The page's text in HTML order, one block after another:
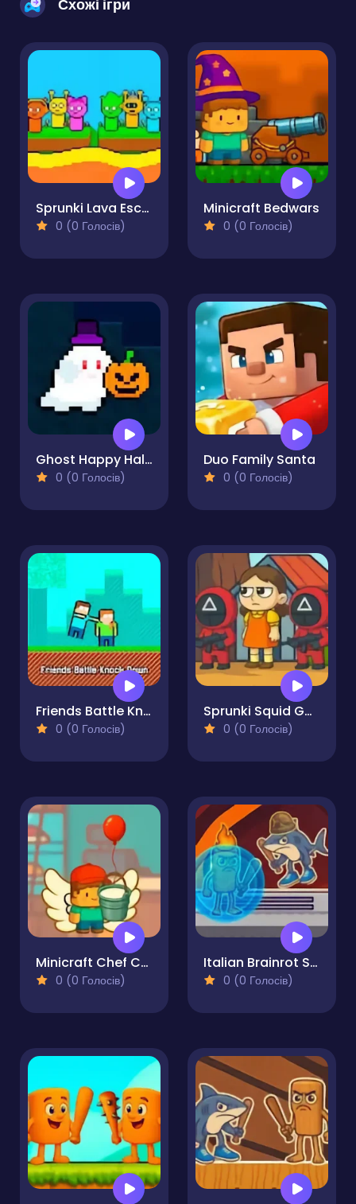
Схожі ігри
Sprunki Lava Escape 2Player
0 (0 Голосів)
Minicraft Bedwars
0 (0 Голосів)
Ghost Happy Halloween TwoPlayer
0 (0 Голосів)
Duo Family Santa
0 (0 Голосів)
Friends Battle Knock Down
0 (0 Голосів)
Sprunki Squid Gaming
0 (0 Голосів)
Minicraft Chef Cake Wars
0 (0 Голосів)
Italian Brainrot Survival Arena
0 (0 Голосів)